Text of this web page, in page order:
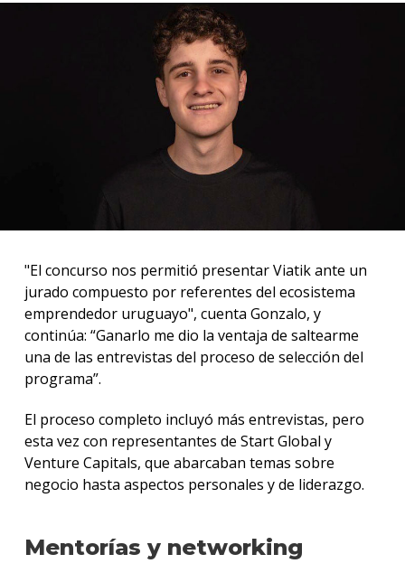
"El concurso nos permitió presentar Viatik ante un
jurado compuesto por referentes del ecosistema
emprendedor uruguayo", cuenta Gonzalo, y
continúa: “Ganarlo me dio la ventaja de saltearme
una de las entrevistas del proceso de selección del
programa”.
El proceso completo incluyó más entrevistas, pero
esta vez con representantes de Start Global y
Venture Capitals, que abarcaban temas sobre
negocio hasta aspectos personales y de liderazgo.
Mentorías y networking